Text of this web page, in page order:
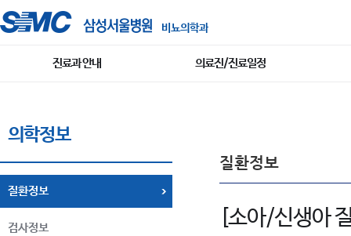
비뇨의학과
진료과 안내 의료진/진료일정
의학정보
질환정보
검사정보
질환정보
[소아/신생아